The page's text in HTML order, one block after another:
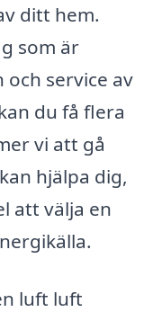
ditt hem.
som är
service av
du få flera
vi att gå
hjälpa dig,
att välja en
luft luft